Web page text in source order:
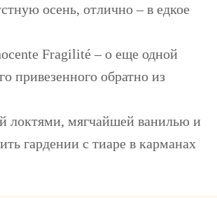
осень, отлично – в едкое
Fragilité – о еще одной
привезенного обратно из
локтями, мягчайшей ванилью и
гардении с тиаре в карманах